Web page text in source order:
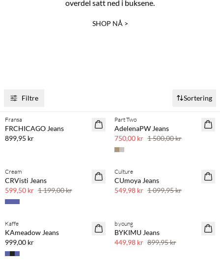
overdel satt ned i buksene.
SHOP NÅ >
dem på vrangen for å redusere friksjon og hindre falming.
slitasje.
Filtre Sortering
NYHET
Kjøp min. 2 & spar 20 %
Fransa
FRCHICAGO Jeans
899,95 kr
SAVE20
Part Two
AdelenaPW Jeans
750,00 kr 1 500,00 kr
SAVE20
Cream
CRVisti Jeans
599,50 kr 1 199,00 kr
SAVE20
50 % rabatt
Culture
CUmoya Jeans
549,98 kr 1 099,95 kr
Kaffe
KAmeadow Jeans
999,00 kr
SAVE20
b.young
BYKIMU Jeans
449,98 kr 899,95 kr